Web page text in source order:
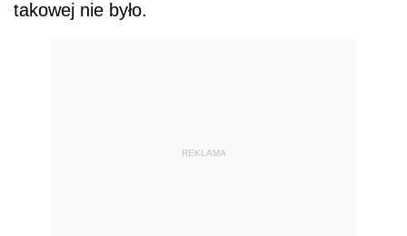
takowej nie było.
REKLAMA